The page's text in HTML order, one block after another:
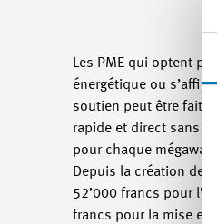
Les PME qui optent
énergétique ou
soutien peut être faite
rapide et direct sans
pour chaque
Depuis la création de
52’000 francs pour
francs pour la mise en